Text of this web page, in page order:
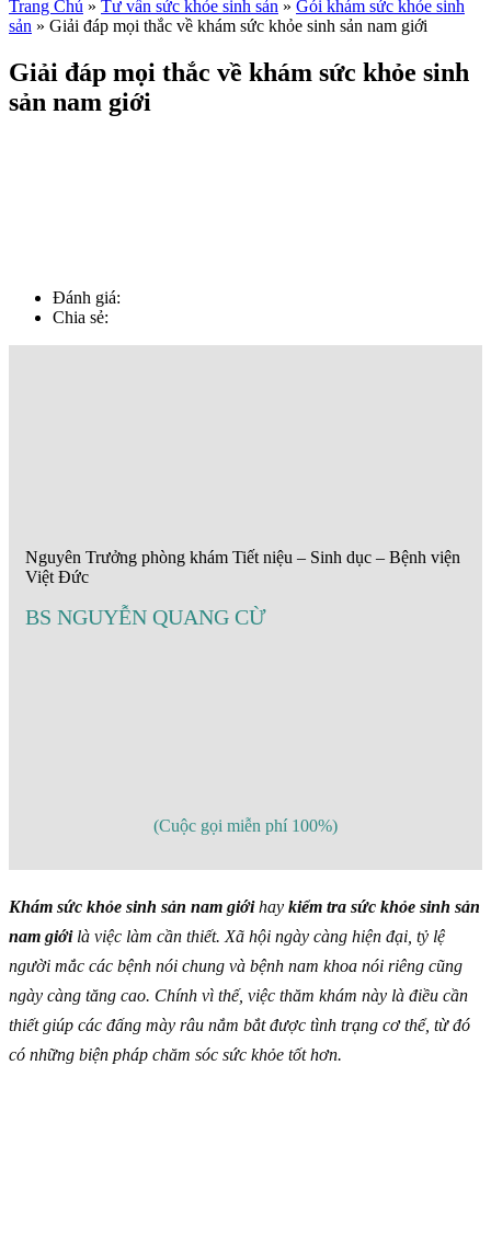
Trang Chủ » Tư vấn sức khỏe sinh sản » Gói khám sức khỏe sinh
sản » Giải đáp mọi thắc về khám sức khỏe sinh sản nam giới
Giải đáp mọi thắc về khám sức khỏe sinh
sản nam giới
Đánh giá:
Chia sẻ:
Nguyên Trưởng phòng khám Tiết niệu – Sinh dục – Bệnh viện
Việt Đức
BS NGUYỄN QUANG CỪ
(Cuộc gọi miễn phí 100%)
Khám sức khỏe sinh sản nam giớihay kiểm tra sức khỏe sinh sản
nam giớilà việc làm cần thiết. Xã hội ngày càng hiện đại, tỷ lệ
người mắc các bệnh nói chung và bệnh nam khoa nói riêng cũng
ngày càng tăng cao. Chính vì thế, việc thăm khám này là điều cần
thiết giúp các đấng mày râu nắm bắt được tình trạng cơ thể, từ đó
có những biện pháp chăm sóc sức khỏe tốt hơn.